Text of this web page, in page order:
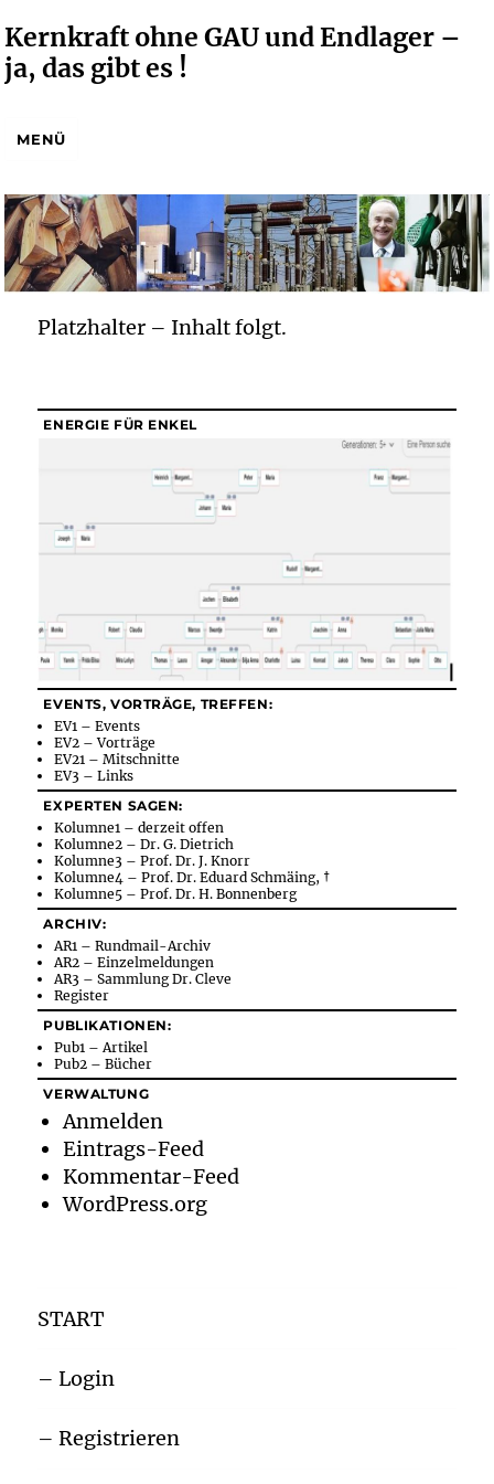
Kernkraft ohne GAU und Endlager –
ja, das gibt es !
MENÜ
Platzhalter – Inhalt folgt.
ENERGIE FÜR ENKEL
EVENTS, VORTRÄGE, TREFFEN:
EV1 – Events
EV2 – Vorträge
EV21 – Mitschnitte
EV3 – Links
EXPERTEN SAGEN:
Kolumne1 – derzeit offen
Kolumne2 – Dr. G. Dietrich
Kolumne3 – Prof. Dr. J. Knorr
Kolumne4 – Prof. Dr. Eduard Schmäing, †
Kolumne5 – Prof. Dr. H. Bonnenberg
ARCHIV:
AR1 – Rundmail-Archiv
AR2 – Einzelmeldungen
AR3 – Sammlung Dr. Cleve
Register
PUBLIKATIONEN:
Pub1 – Artikel
Pub2 – Bücher
VERWALTUNG
Anmelden
Eintrags-Feed
Kommentar-Feed
WordPress.org
START
– Login
– Registrieren